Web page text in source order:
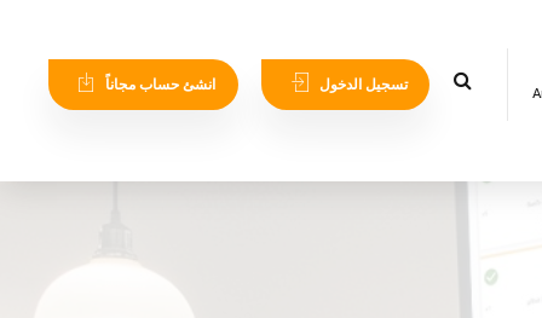
تسجيل الدخول انشئ حساب مجاناً